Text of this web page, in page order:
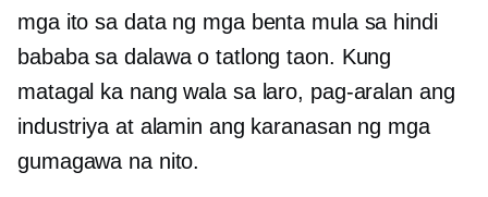
mga ito sa data ng mga benta mula sa hindi
bababa sa dalawa o tatlong taon. Kung
matagal ka nang wala sa laro, pag-aralan ang
industriya at alamin ang karanasan ng mga
gumagawa na nito.